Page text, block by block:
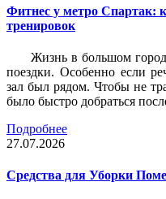
Фитнес у метро Спартак:
тренировок
Жизнь в большом
поездки. Особенно если
зал был рядом. Чтобы не
было быстро добраться
Подробнее
27.07.2026
Средства для Уборки